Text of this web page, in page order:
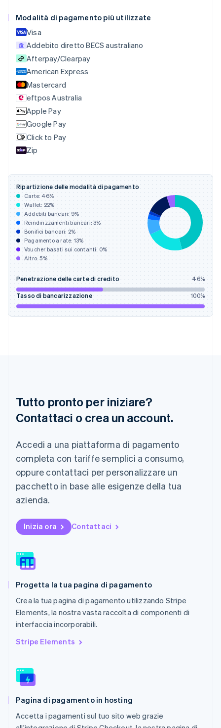
Modalità di pagamento più utilizzate
Visa
Addebito diretto BECS australiano
Afterpay/Clearpay
American Express
Mastercard
eftpos Australia
Apple Pay
Google Pay
Click to Pay
Zip
Ripartizione delle modalità di pagamento
Carte:46%
Wallet: 22%
Addebiti bancari: 9%
Reindirizzamenti bancari:3%
Bonifici bancari: 2%
Pagamento a rate: 13%
Voucher basati sui contanti: 0%
Altro:5%
Penetrazione delle carte di credito 46%
Tasso di bancarizzazione 100%
Tutto pronto per iniziare?
Contattaci o crea un account.
Accedi a una piattaforma di pagamento
completa con tariffe semplici a consumo,
oppure contattaci per personalizzare un
pacchetto in base alle esigenze della tua
azienda.
Inizia ora Contattaci
Progetta la tua pagina di pagamento
Crea la tua pagina di pagamento utilizzando Stripe
Elements, la nostra vasta raccolta di componenti di
interfaccia incorporabili.
Stripe Elements
Pagina di pagamento in hosting
Accetta i pagamenti sul tuo sito web grazie
Bulgaria
English
Canada
EnglishFrançais
Cina continentale
简体中文 English
English
Croazia
EnglishItaliano
Danimarca
English
Emirati Arabi Uniti
English
Estonia
EnglishSvenska
Francia
Français English
Germania
DeutschEnglish
Giappone
日本語English
Gibilterra
Grecia
English
India
English
Irlanda
Lituania
English
Lussemburgo
Malaysia
简体中文
Malta
English
Messico
EspañolEnglish
Norvegia
Nuova Zelanda
English
Nederlands
Polonia
English
Portogallo
Português English
RAS di Hong Kong, Cina
English 简体中文
Regno Unito
Repubblica Ceca
English
Singapore
Slovacchia
English
Slovenia